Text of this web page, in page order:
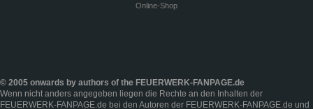
Online-Shop
© 2005 onwards by authors of the FEUERWERK-FANPAGE.de
Wenn nicht anders angegeben liegen die Rechte an den Inhalten der
FEUERWERK-FANPAGE.de bei den Autoren der FEUERWERK-FANPAGE.de und